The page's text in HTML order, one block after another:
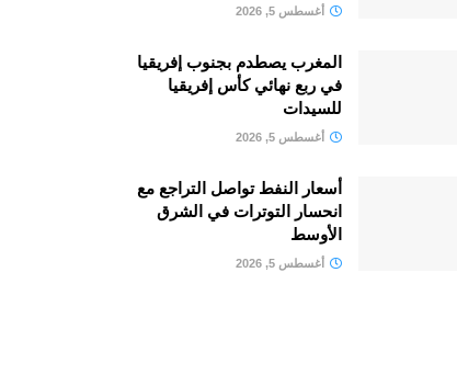
أغسطس 5, 2026
المغرب يصطدم بجنوب إفريقيا
في ربع نهائي كأس إفريقيا
للسيدات
أغسطس 5, 2026
أسعار النفط تواصل التراجع مع
انحسار التوترات في الشرق
الأوسط
أغسطس 5, 2026